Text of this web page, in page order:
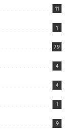
11
1
79
4
4
1
9